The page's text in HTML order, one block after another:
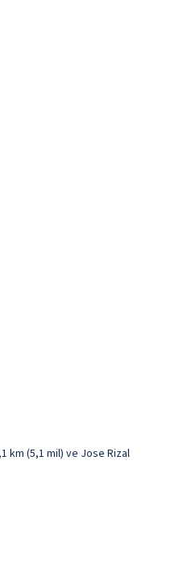
km (5,1 mil) ve Jose Rizal